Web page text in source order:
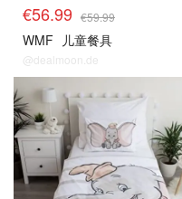
€56.99 €59.99
WMF 儿童餐具
@dealmoon.de